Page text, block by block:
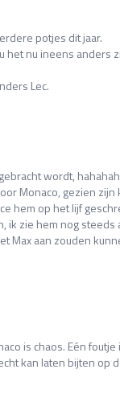
potjes dit jaar.
het nu ineens anders
Lec.
wordt,
Monaco, gezien
hem op het lijf
ik zie hem nog
Max aan zouden
is chaos. Eén
kan laten bijten op